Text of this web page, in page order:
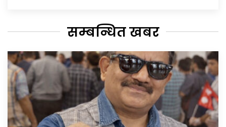
सम्बन्धित खबर